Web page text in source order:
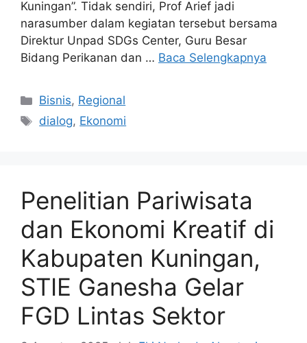
Kuningan”. Tidak sendiri, Prof Arief jadi
narasumber dalam kegiatan tersebut bersama
Direktur Unpad SDGs Center, Guru Besar
Bidang Perikanan dan … Baca Selengkapnya
Kategori
Bisnis, Regional
Tag
dialog, Ekonomi
Penelitian Pariwisata
dan Ekonomi Kreatif di
Kabupaten Kuningan,
STIE Ganesha Gelar
FGD Lintas Sektor